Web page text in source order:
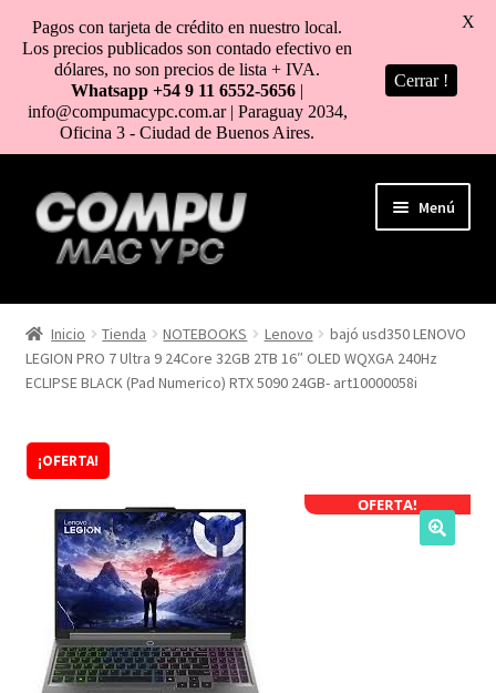
al
contenido
Menú
HOME
TIENDA
MI CUENTA
NOSOTROS
SERVICIOS
CONTACTO
Inicio Tienda NOTEBOOKS Lenovo
bajó usd350 LENOVO
LEGION PRO 7 Ultra 9 24Core 32GB 2TB 16″ OLED WQXGA 240Hz
ECLIPSE BLACK (Pad Numerico) RTX 5090 24GB- art10000058i
¡OFERTA!
OFERTA!
Pagos con tarjeta de crédito en nuestro local.
Los precios publicados son contado efectivo en
dólares, no son precios de lista + IVA.
Whatsapp +54 9 11 6552-5656 |
info@compumacypc.com.ar | Paraguay 2034,
Oficina 3 - Ciudad de Buenos Aires.
Cerrar !
X